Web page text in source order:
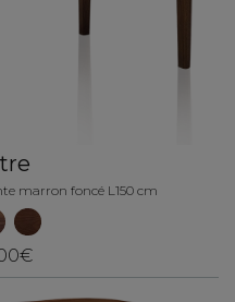
marron foncé L150 cm